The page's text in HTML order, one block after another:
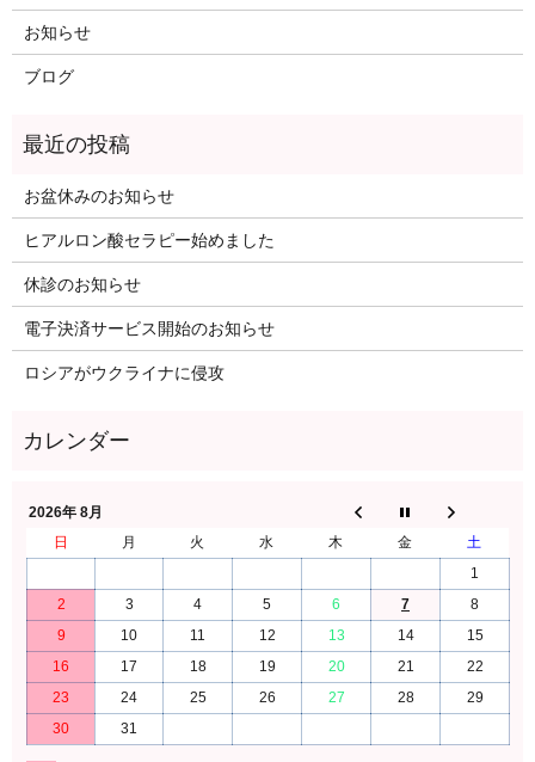
お知らせ
ブログ
お盆休みのお知らせ
ヒアルロン酸セラピー始めました
休診のお知らせ
電子決済サービス開始のお知らせ
ロシアがウクライナに侵攻
2026年 8月
日
月 火 水 木 金
土
1
2
3 4 5 6 7
8
9
10 11 12 13 14
15
16
17 18 19 20 21
22
23
24 25 26 27 28
29
30
31